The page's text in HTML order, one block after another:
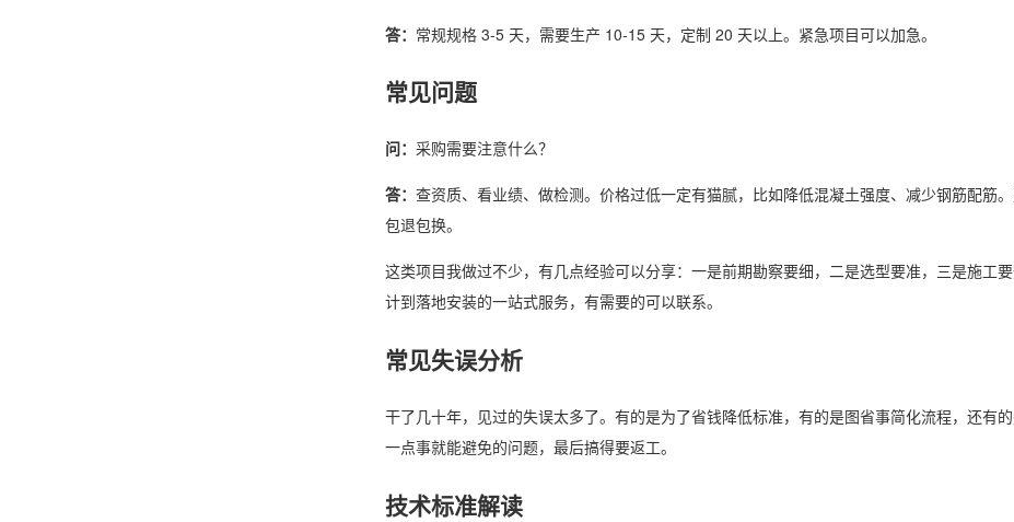
答： 常规规格 3-5 天，需要生产 10-15 天，定制 20 天以上。紧急项目可以加急。
常见问题
问： 采购需要注意什么？
答： 查资质、看业绩、做检测。价格过低一定有猫腻，比如降低混凝土强度、减少钢筋配筋
包退包换。
这类项目我做过不少，有几点经验可以分享：一是前期勘察要细，二是选型要准，三是施工
计到落地安装的一站式服务，有需要的可以联系。
常见失误分析
干了几十年，见过的失误太多了。有的是为了省钱降低标准，有的是图省事简化流程，还有
一点事就能避免的问题，最后搞得要返工。
技术标准解读